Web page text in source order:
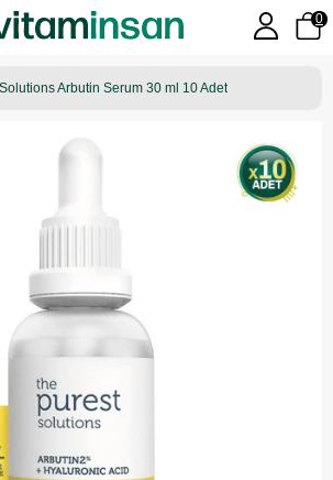
0
Arbutin Serum 30 ml 10 Adet